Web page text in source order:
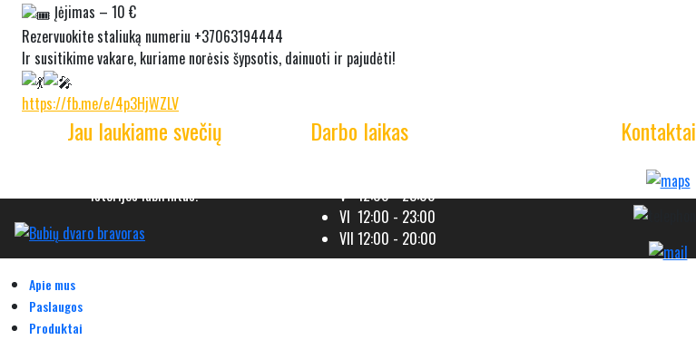
Įėjimas – 10 €
Rezervuokite staliuką numeriu +37063194444
Ir susitikime vakare, kuriame norėsis šypsotis, dainuoti ir pajudėti!
https://fb.me/e/4p3HjWZLV
Jau laukiame svečių
istorijos labirintus!
Darbo laikas
V 12:00 - 23:00
VI 12:00 - 23:00
VII 12:00 - 20:00
Kontaktai
Apie mus
Paslaugos
Produktai